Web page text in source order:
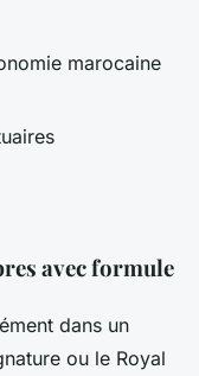
marocaine
avec formule
dans un
ou le Royal